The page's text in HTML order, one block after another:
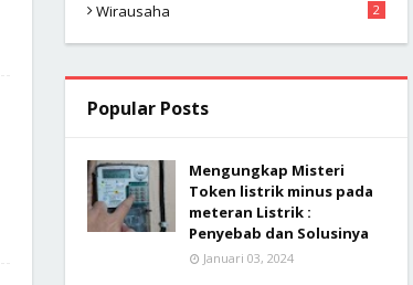
Wirausaha 2
Popular Posts
Mengungkap Misteri
Token listrik minus pada
meteran Listrik :
Penyebab dan Solusinya
Januari 03, 2024